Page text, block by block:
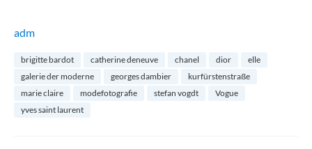
adm
brigitte bardot catherine deneuve chanel dior
elle
galerie der moderne
georges dambier
kurfürstenstraße
marie claire
modefotografie stefan vogdt
Vogue
yves saint laurent